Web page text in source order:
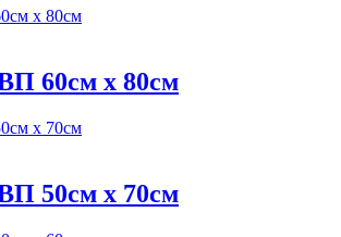
60см х 80см
50см х 70см